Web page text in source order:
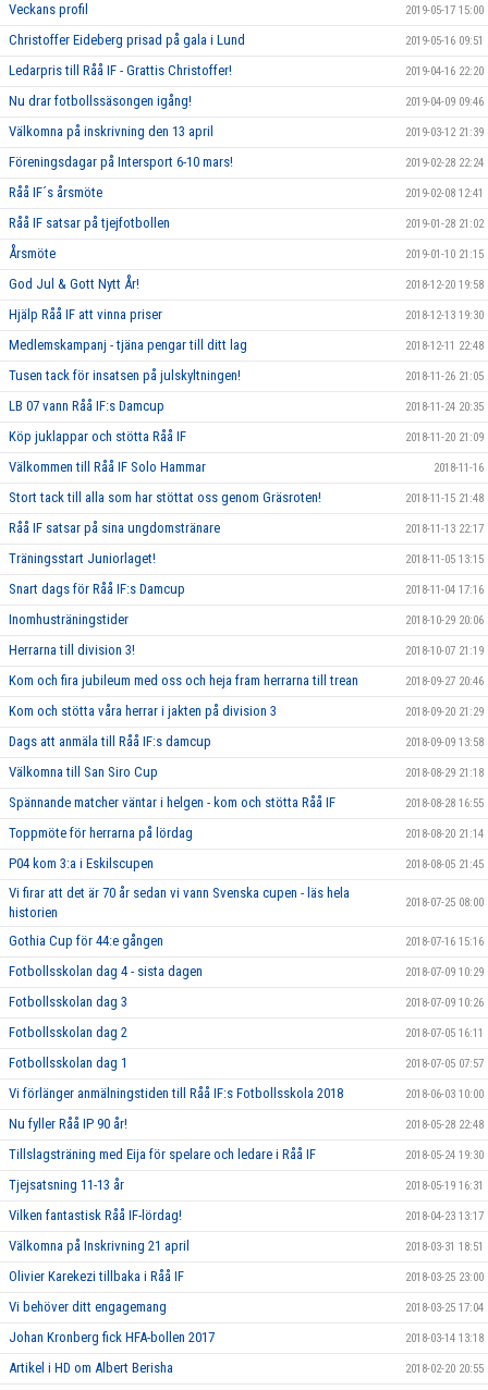
Veckans profil 2019-05-17 15:00
Christoffer Eideberg prisad på gala i Lund 2019-05-16 09:51
Ledarpris till Råå IF - Grattis Christoffer! 2019-04-16 22:20
Nu drar fotbollssäsongen igång! 2019-04-09 09:46
Välkomna på inskrivning den 13 april 2019-03-12 21:39
Föreningsdagar på Intersport 6-10 mars! 2019-02-28 22:24
Råå IF´s årsmöte 2019-02-08 12:41
Råå IF satsar på tjejfotbollen 2019-01-28 21:02
Årsmöte 2019-01-10 21:15
God Jul & Gott Nytt År! 2018-12-20 19:58
Hjälp Råå IF att vinna priser 2018-12-13 19:30
Medlemskampanj - tjäna pengar till ditt lag 2018-12-11 22:48
Tusen tack för insatsen på julskyltningen! 2018-11-26 21:05
LB 07 vann Råå IF:s Damcup 2018-11-24 20:35
Köp juklappar och stötta Råå IF 2018-11-20 21:09
Välkommen till Råå IF Solo Hammar 2018-11-16
Stort tack till alla som har stöttat oss genom Gräsroten! 2018-11-15 21:48
Råå IF satsar på sina ungdomstränare 2018-11-13 22:17
Träningsstart Juniorlaget! 2018-11-05 13:15
Snart dags för Råå IF:s Damcup 2018-11-04 17:16
Inomhusträningstider 2018-10-29 20:06
Herrarna till division 3! 2018-10-07 21:19
Kom och fira jubileum med oss och heja fram herrarna till trean 2018-09-27 20:46
Kom och stötta våra herrar i jakten på division 3 2018-09-20 21:29
Dags att anmäla till Råå IF:s damcup 2018-09-09 13:58
Välkomna till San Siro Cup 2018-08-29 21:18
Spännande matcher väntar i helgen - kom och stötta Råå IF 2018-08-28 16:55
Toppmöte för herrarna på lördag 2018-08-20 21:14
P04 kom 3:a i Eskilscupen 2018-08-05 21:45
Vi firar att det är 70 år sedan vi vann Svenska cupen - läs hela
historien
2018-07-25 08:00
Gothia Cup för 44:e gången 2018-07-16 15:16
Fotbollsskolan dag 4 - sista dagen 2018-07-09 10:29
Fotbollsskolan dag 3 2018-07-09 10:26
Fotbollsskolan dag 2 2018-07-05 16:11
Fotbollsskolan dag 1 2018-07-05 07:57
Vi förlänger anmälningstiden till Råå IF:s Fotbollsskola 2018 2018-06-03 10:00
Nu fyller Råå IP 90 år! 2018-05-28 22:48
Tillslagsträning med Eija för spelare och ledare i Råå IF 2018-05-24 19:30
Tjejsatsning 11-13 år 2018-05-19 16:31
Vilken fantastisk Råå IF-lördag! 2018-04-23 13:17
Välkomna på Inskrivning 21 april 2018-03-31 18:51
Olivier Karekezi tillbaka i Råå IF 2018-03-25 23:00
Vi behöver ditt engagemang 2018-03-25 17:04
Johan Kronberg fick HFA-bollen 2017 2018-03-14 13:18
Artikel i HD om Albert Berisha 2018-02-20 20:55